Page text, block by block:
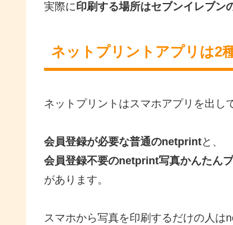
実際に印刷する場所はセブンイレブン
ネットプリントアプリは2
ネットプリントはスマホアプリを出し
会員登録が必要な普通のnetprintと、
会員登録不要のnetprint写真かんたん
があります。
スマホから写真を印刷するだけの人は